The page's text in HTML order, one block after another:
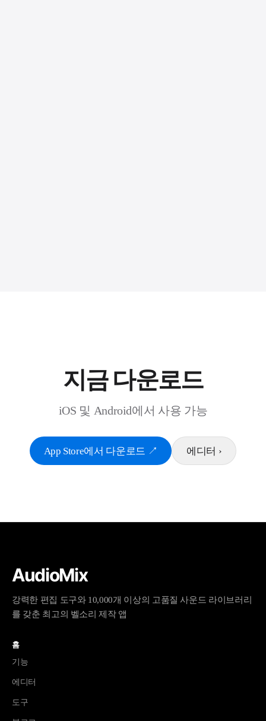
지금 다운로드
iOS 및 Android에서 사용 가능
App Store에서 다운로드 ↗ 에디터 ›
AudioMix
강력한 편집 도구와 10,000개 이상의 고품질 사운드 라이브러리
를 갖춘 최고의 벨소리 제작 앱
홈
기능
에디터
도구